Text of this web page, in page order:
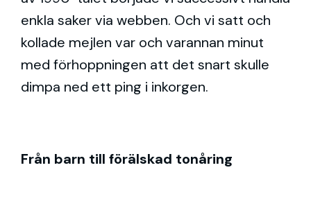
enkla saker via webben. Och vi satt och
kollade mejlen var och varannan minut
med förhoppningen att det snart skulle
dimpa ned ett ping i inkorgen.
Från barn till förälskad tonåring